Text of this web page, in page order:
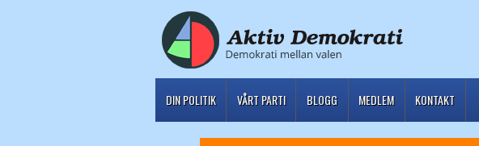
DIN POLITIK VÅRT PARTI BLOGG MEDLEM KONTAKT